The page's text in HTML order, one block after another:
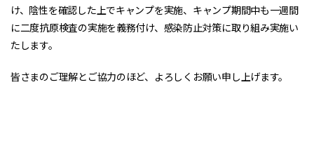
け、陰性を確認した上でキャンプを実施、キャンプ期間中も一週間
に二度抗原検査の実施を義務付け、感染防止対策に取り組み実施い
たします。
皆さまのご理解とご協力のほど、よろしくお願い申し上げます。